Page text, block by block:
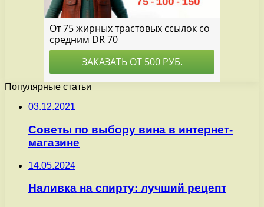
Популярные статьи
03.12.2021
Советы по выбору вина в интернет-
магазине
14.05.2024
Наливка на спирту: лучший рецепт